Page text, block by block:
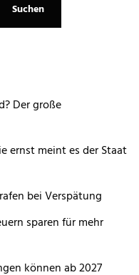
Suchen
Der große
ernst meint es der Staat
bei Verspätung
sparen für mehr
können ab 2027